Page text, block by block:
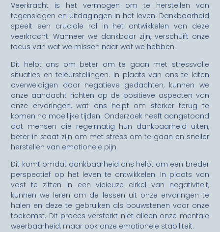
Veerkracht is het vermogen om te herstellen van
tegenslagen en uitdagingen in het leven. Dankbaarheid
speelt een cruciale rol in het ontwikkelen van deze
veerkracht. Wanneer we dankbaar zijn, verschuift onze
focus van wat we missen naar wat we hebben.
Dit helpt ons om beter om te gaan met stressvolle
situaties en teleurstellingen. In plaats van ons te laten
overweldigen door negatieve gedachten, kunnen we
onze aandacht richten op de positieve aspecten van
onze ervaringen, wat ons helpt om sterker terug te
komen na moeilijke tijden. Onderzoek heeft aangetoond
dat mensen die regelmatig hun dankbaarheid uiten,
beter in staat zijn om met stress om te gaan en sneller
herstellen van emotionele pijn.
Dit komt omdat dankbaarheid ons helpt om een breder
perspectief op het leven te ontwikkelen. In plaats van
vast te zitten in een vicieuze cirkel van negativiteit,
kunnen we leren om de lessen uit onze ervaringen te
halen en deze te gebruiken als bouwstenen voor onze
toekomst. Dit proces versterkt niet alleen onze mentale
weerbaarheid, maar ook onze emotionele stabiliteit.